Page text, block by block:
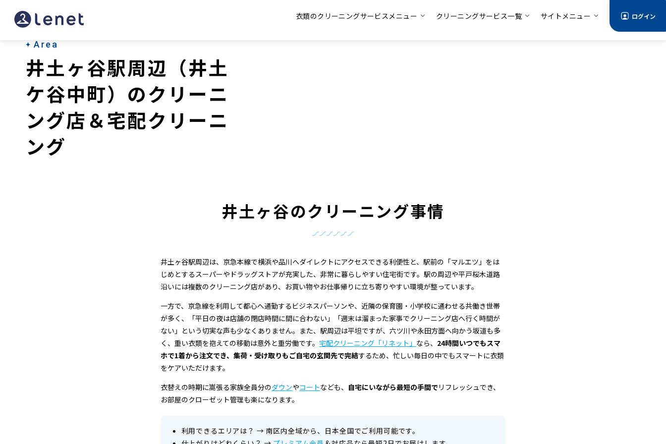
井
土
（井
衣類のクリーニングサービスメニュー クリーニングサービス一覧 サイトメニュー ログイン
Area
井土ヶ谷駅周辺（井土
ケ谷中町）のクリーニ
ング店＆宅配クリーニ
ング
井土ヶ谷のクリーニング事情
井土ヶ谷駅周辺は、京急本線で横浜や品川へダイレクトにアクセスできる利便性と、駅前の「マルエツ」をは
じめとするスーパーやドラッグストアが充実した、非常に暮らしやすい住宅街です。駅の周辺や平戸桜木道路
沿いには複数のクリーニング店があり、お買い物やお仕事帰りに立ち寄りやすい環境が整っています。
一方で、京急線を利用して都心へ通勤するビジネスパーソンや、近隣の保育園・小学校に通わせる共働き世帯
が多く、「平日の夜は店舗の閉店時間に間に合わない」「週末は溜まった家事でクリーニング店へ行く時間が
ない」という切実な声も少なくありません。また、駅周辺は平坦ですが、六ツ川や永田方面へ向かう坂道も多
く、重い衣類を抱えての移動は意外と重労働です。 宅配クリーニング「リネット」 なら、 24時間いつでもスマ
ホで1着から注文でき、集荷・受け取りもご自宅の玄関先で完結するため、忙しい毎日の中でもスマートに衣類
をケアいただけます。
衣替えの時期に嵩張る家族全員分のダウンやコートなども、 自宅にいながら最短の手間で リフレッシュでき、
お部屋のクローゼット管理も楽になります。
利用できるエリアは？ → 南区内全域から、日本全国でご利用可能です。